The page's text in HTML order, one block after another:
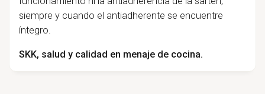
siempre y cuando el antiadherente se encuentre
íntegro.
SKK, salud y calidad en menaje de cocina.